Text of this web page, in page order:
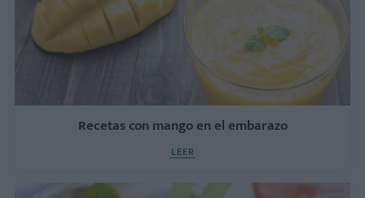
Recetas con mango en el embarazo
LEER